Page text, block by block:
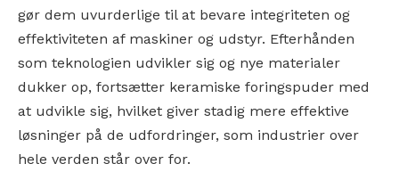
gør dem uvurderlige til at bevare integriteten og
effektiviteten af ​​maskiner og udstyr. Efterhånden
som teknologien udvikler sig og nye materialer
dukker op, fortsætter keramiske foringspuder med
at udvikle sig, hvilket giver stadig mere effektive
løsninger på de udfordringer, som industrier over
hele verden står over for.